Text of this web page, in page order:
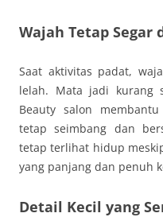
Wajah Tetap Segar
Saat aktivitas padat,
lelah. Mata jadi kurang
Beauty salon
tetap seimbang dan
tetap terlihat hidup
yang panjang dan penuh
Detail Kecil yang